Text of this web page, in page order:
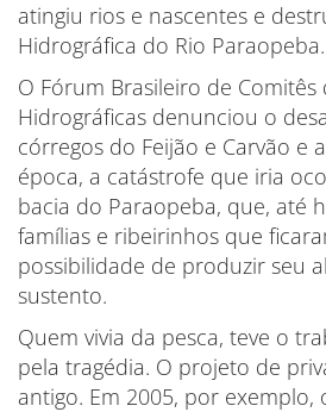
atingiu rios e nascentes e
Hidrográfica do Rio Paraopeba.
O Fórum Brasileiro de Comitês
Hidrográficas denunciou o
córregos do Feijão e Carvão e
época, a catástrofe que iria
bacia do Paraopeba, que, até
famílias e ribeirinhos que
possibilidade de produzir seu
sustento.
Quem vivia da pesca, teve o
pela tragédia. O projeto de
antigo. Em 2005, por exemplo,